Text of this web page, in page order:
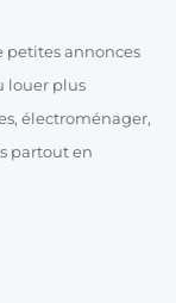
petites annonces
louer plus
électroménager,
partout en